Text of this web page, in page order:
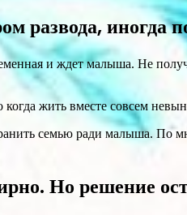
развода, иногда
и ждет малыша. Не
жить вместе совсем
семью ради малыша. По
Но решение